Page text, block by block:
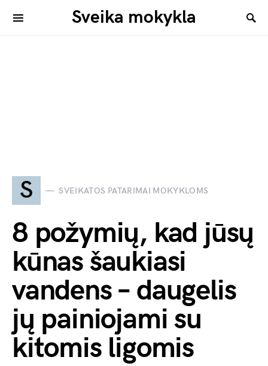
Sveika mokykla
S SVEIKATOS PATARIMAI MOKYKLOMS
8 požymių, kad jūsų
kūnas šaukiasi
vandens – daugelis
jų painiojami su
kitomis ligomis